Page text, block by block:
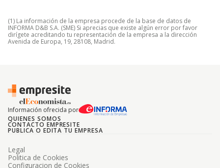
(1) La información de la empresa procede de la base de datos de
INFORMA D&B S.A. (SME) Si aprecias que existe algún error por favor
dirígete acreditando tu representación de la empresa a la dirección
Avenida de Europa, 19, 28108, Madrid.
Información ofrecida por
QUIENES SOMOS
CONTACTO EMPRESITE
PUBLICA O EDITA TU EMPRESA
Legal
Politica de Cookies
Configuracion de Cookies